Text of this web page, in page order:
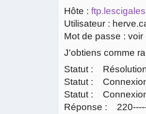
Hôte :
Utilisateur :
Mot de passe :
J'obtiens comme
Statut :
Statut :
Statut :
Réponse :